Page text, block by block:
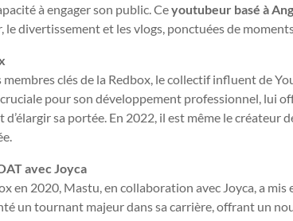
à engager son public. Ceyoutubeur basé à
le divertissement et les vlogs, ponctuées de
membres clés de la Redbox, le collectif influent de
pour son développement professionnel, lui
d’élargir sa portée. En 2022, il est même le créateur
avec Joyca
en 2020, Mastu, en collaboration avec Joyca, a mis
un tournant majeur dans sa carrière, offrant un